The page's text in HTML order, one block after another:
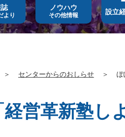
より
ノウハウ
その他情報 設立
＞ センターからのおしらせ ＞
ぽ
経営革新塾